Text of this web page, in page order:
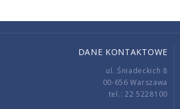
DANE KONTAKTOWE
ul. Śniadeckich 8
00-656 Warszawa
tel.: 22 5228100